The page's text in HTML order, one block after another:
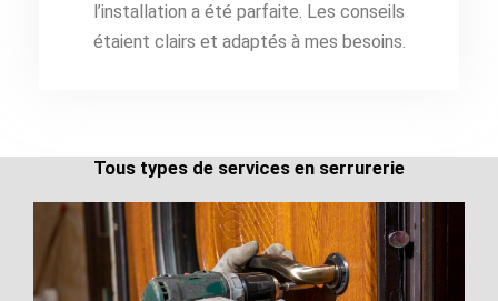
l’installation a été parfaite. Les conseils
étaient clairs et adaptés à mes besoins.
Tous types de services en serrurerie